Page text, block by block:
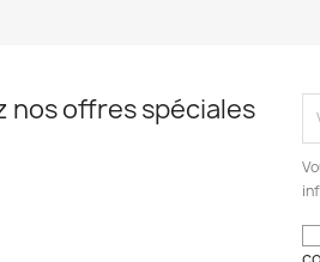
nos offres spéciales